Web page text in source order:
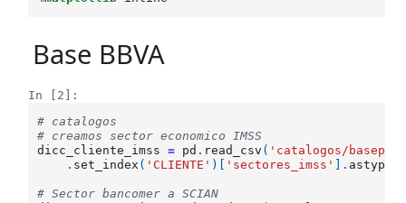
Base BBVA
In [2]:
# catalogos
# creamos sector economico IMSS
dicc_cliente_imss
= pd . read_csv ( 'catalogos/
. set_index ( 'CLIENTE' )[ 'sectores_imss' . astype
# Sector bancomer a SCIAN